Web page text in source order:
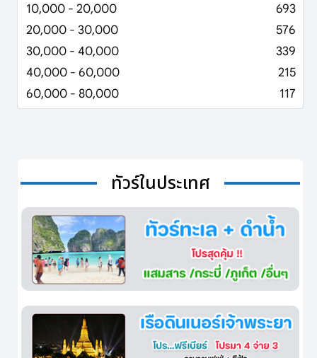
10,000 - 20,000
693
20,000 - 30,000
576
30,000 - 40,000
339
40,000 - 60,000
215
60,000 - 80,000
117
ทัวร์ในประเทศ